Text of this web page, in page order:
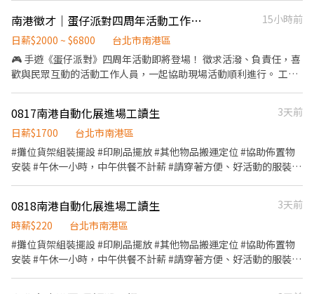
三段174號 台北動物園三店📍台北市文山區新光路二段30號 .˚⊹ ⁺‧
【超級亮點】 ‧⁺ ⊹˚. 💼 勞保・勞退・團保 ⛽ 汽機車油資補貼 🔧 汽
機車修繕補貼 🤝 推薦好友獎金 $600/人 📆 國定假日上班享雙倍薪資
💥 .˚⊹ ⁺‧ 【 想聯繫我】 ‧⁺ ⊹˚. ☝️ 點選【立即應徵】我會速度回覆
你！ ✌️ 或加入 🅻🅸🅽🅴：https://lin.ee/8rsUSDv 🤟 留言「姓名＋
電話＋截圖職缺」就能聯繫上～ 若想參考其他職缺，可以到我的
Threads，看更多更多的職缺喔♬ My Threads：tsaipei_ruby
https://reurl.cc/7b2vad 別害羞❌別害怕❌找工作聯繫我⭕
勞基法規定 ⑤颱風天出勤津貼 ⑥員工用餐折扣 ⑦提供員工制服 ⑧
資 $244/hr(南港區)+(晚班獎金 20 /夜班獎金 40) ✦工作內容-不需顧
客服務 1.包裹搬運、理貨(搬物流箱10~15公斤不等) 2.維持門市作業
區環境、清潔 3.配合單日跑點(1~5間門市) 🔔需自備機車、駕照 ✦工
作時間 (日排2~5hr依實際情況而定) ⭕缺額門市、班別如下方⭕ 固
---------------------- 【✅有人店(一般門市)✅】 ✦工作薪資
$226/hr(南港區) ✦工作內容- (提供完整教育訓練及店面實習) 1.負
支援佳(兼職可不調店) ✦工作時間 ⭕缺額門市、班別如下方⭕ 固定
早班 10:30-17:30 (平日4-6H/假日6-8H) 固定晚班❶16:15-22:45
❷18:45-22:45（一週至少2天16:15起班） ✦排班方式 含假日周排
班3-5天班 ----------------------------- ▶工作地點 (可自選門店) 缺
晚、假日早、假日晚) ✅南港研究店 南港區研究院路二段23號1樓(缺
早、晚、假日、月) ✅南港興中店 南港區興中路28巷3號1樓(缺早、
假日)
南港徵才｜蛋仔派對四周年活動工作人員】
15小時前
日薪$2000 ~ $6800
台北市南港區
🎮 手遊《蛋仔派對》四周年活動即將登場！ 徵求活潑、負責任，喜
歡與民眾互動的活動工作人員，一起協助現場活動順利進行。 工作
NT$2,000 • 8/15（六）10:30－19:30｜活動執行｜薪資 NT$2,000
• 8/16（日）10:30－19:30｜活動執行、撤場協助｜薪資
NT$2,000 • 完整配合四天者，合計薪資 NT$6,800。 工作內容 •
現場活動支援與秩序維護。 • 闖關遊戲說明及民眾互動。 • 引導
互動。 • 可配合長時間站立及現場走動。 • 有活動執行、展場或
遊戲關主經驗者優先。 • 能完整配合四天工作者優先錄取。 工作福
況安排輪休，每次約 10 分鐘。 應徵資料 • 可配合的工作日期。 •
過往活動、展場或工讀經驗。 • 個人近期生活照。 • 是否可完整
配合 8/13 教育訓練及 8/14－8/16 活動執行。
0817南港自動化展進場工讀生
3天前
日薪$1700
台北市南港區
#攤位貨架組裝擺設 #印刷品擺放 #其他物品搬運定位 #協助佈置物
安裝 #午休一小時，中午供餐不計薪 #請穿著方便、好活動的服裝 #
0818南港自動化展進場工讀生
3天前
時薪$220
台北市南港區
#攤位貨架組裝擺設 #印刷品擺放 #其他物品搬運定位 #協助佈置物
安裝 #午休一小時，中午供餐不計薪 #請穿著方便、好活動的服裝 #